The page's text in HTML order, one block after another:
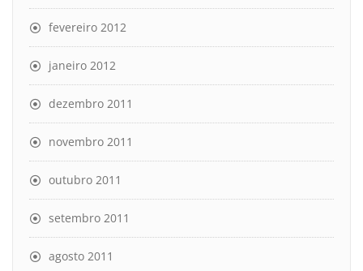
fevereiro 2012
janeiro 2012
dezembro 2011
novembro 2011
outubro 2011
setembro 2011
agosto 2011